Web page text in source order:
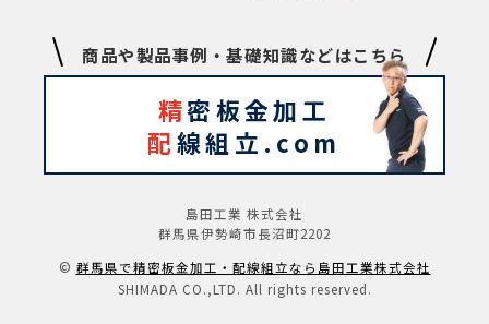
商品や製品事例・基礎知識などはこちら
精密板金加工
配線組立.com
島田工業 株式会社
群馬県伊勢崎市長沼町2202
©️ 群⾺県で精密板⾦加⼯‧配線組⽴なら島⽥⼯業株式会社
SHIMADA CO.,LTD. All rights reserved.